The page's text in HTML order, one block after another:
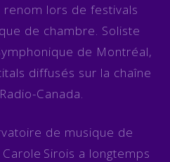
lors de festivals
de chambre. Soliste
de Montréal,
diffusés sur la chaîne
Canada.
de musique de
Sirois a longtemps